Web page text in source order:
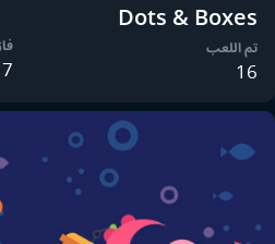
Dots & Boxes
تم اللعب
16
فاز
7